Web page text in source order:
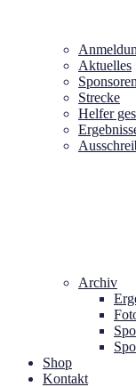
Aktuelles
Sponsoren
Strecke
Helfer
Archiv
Shop
Kontakt